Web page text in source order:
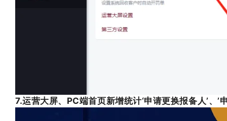
7.运营大屏、PC端首页新增统计‘申请更换报备人’、’